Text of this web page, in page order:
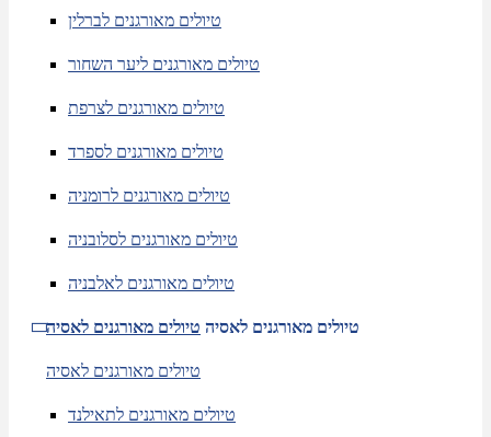
טיולים מאורגנים לברלין
טיולים מאורגנים ליער השחור
טיולים מאורגנים לצרפת
טיולים מאורגנים לספרד
טיולים מאורגנים לרומניה
טיולים מאורגנים לסלובניה
טיולים מאורגנים לאלבניה
טיולים מאורגנים לאסיה טיולים מאורגנים לאסיה
טיולים מאורגנים לאסיה
טיולים מאורגנים לתאילנד